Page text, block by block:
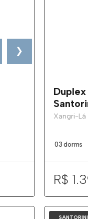
❯
Xangri-Lá
03 dorms
R$
SANTORINI